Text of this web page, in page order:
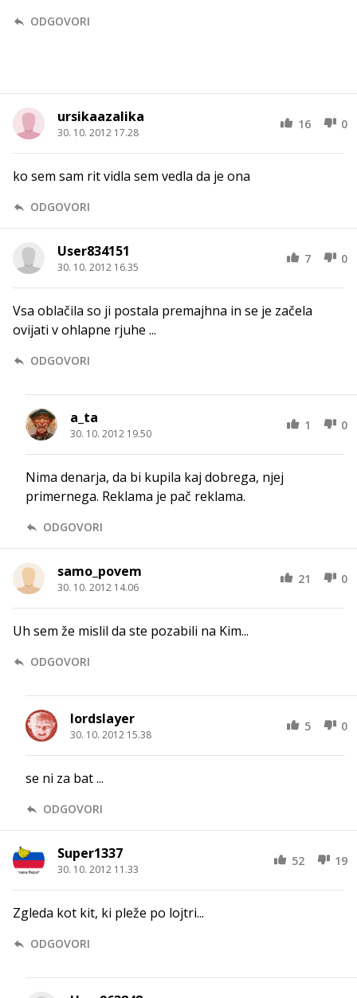
ODGOVORI
ursikaazalika
30. 10. 2012 17.28
16 0
ko sem sam rit vidla sem vedla da je ona
ODGOVORI
User834151
30. 10. 2012 16.35
7 0
Vsa oblačila so ji postala premajhna in se je začela
ovijati v ohlapne rjuhe ...
ODGOVORI
a_ta
30. 10. 2012 19.50
1 0
Nima denarja, da bi kupila kaj dobrega, njej
primernega. Reklama je pač reklama.
ODGOVORI
samo_povem
30. 10. 2012 14.06
21 0
Uh sem že mislil da ste pozabili na Kim...
ODGOVORI
lordslayer
30. 10. 2012 15.38
5 0
se ni za bat ...
ODGOVORI
Super1337
30. 10. 2012 11.33
52 19
Zgleda kot kit, ki pleže po lojtri...
ODGOVORI